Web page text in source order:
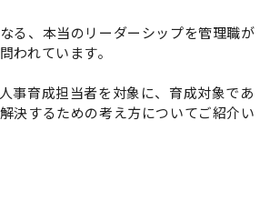
る、本当のリーダーシップを管理職が
われています。
事育成担当者を対象に、育成対象であ
決するための考え方についてご紹介い